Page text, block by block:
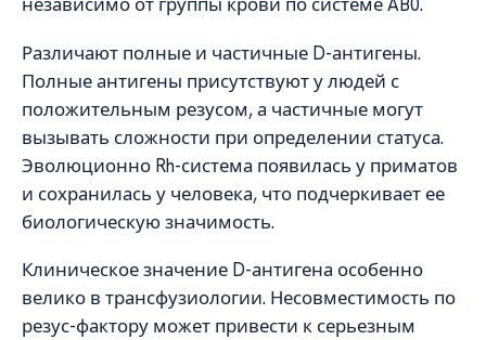
Различают полные и частичные D-антигены.
Полные антигены присутствуют у людей с
положительным резусом, а частичные могут
вызывать сложности при определении статуса.
Эволюционно Rh-система появилась у приматов
и сохранилась у человека, что подчеркивает ее
биологическую значимость.
Клиническое значение D-антигена особенно
велико в трансфузиологии. Несовместимость по
резус-фактору может привести к серьезным